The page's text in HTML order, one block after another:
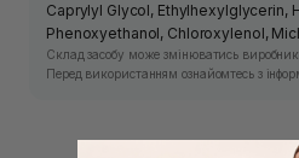
Caprylyl Glycol, Ethylhexylglycerin,
Phenoxyethanol, Chloroxylenol,
Склад засобу може змінюватись
Перед використанням ознайомтесь з